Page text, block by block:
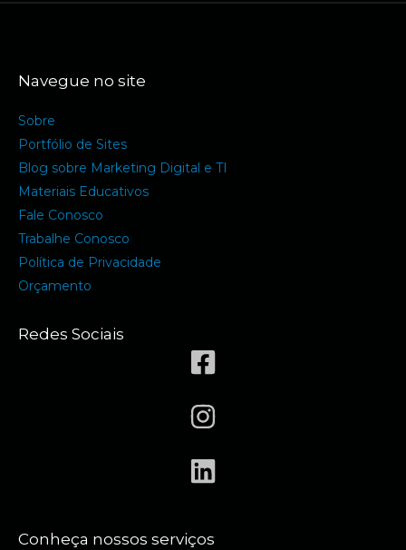
Navegue no site
Sobre
Portfólio de Sites
Blog sobre Marketing Digital e TI
Materiais Educativos
Fale Conosco
Trabalhe Conosco
Política de Privacidade
Orçamento
Redes Sociais
Conheça nossos serviços